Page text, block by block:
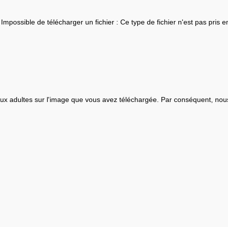
Impossible de télécharger un fichier : Ce type de fichier n'est pas pris
adultes sur l'image que vous avez téléchargée. Par conséquent,